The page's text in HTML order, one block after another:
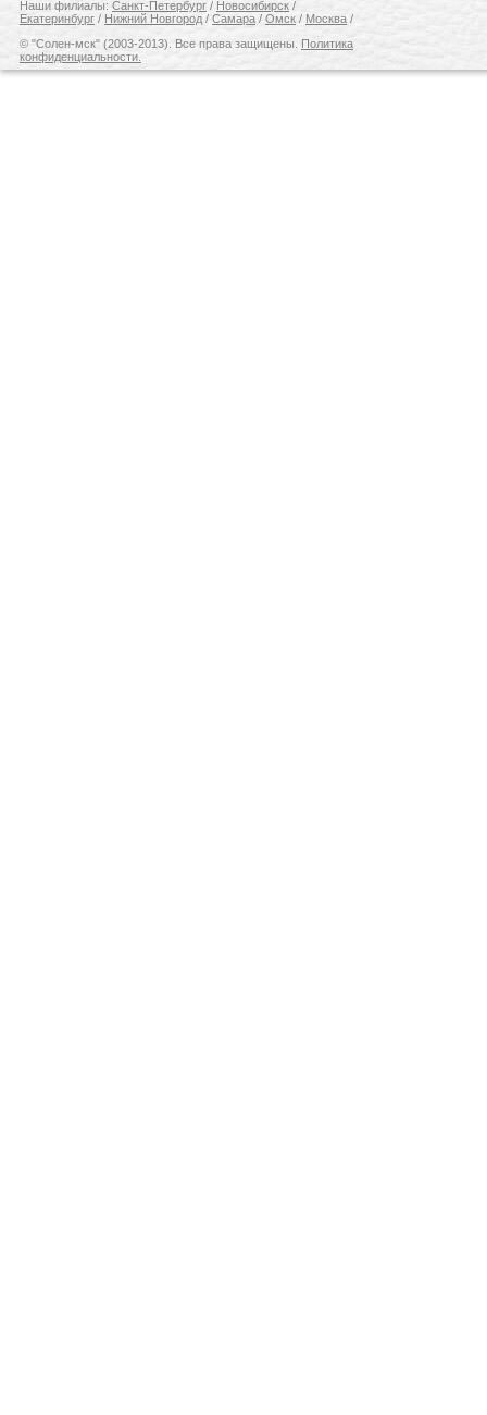
Наши филиалы: Санкт-Петербург / Новосибирск /
Екатеринбург / Нижний Новгород / Самара / Омск / Москва /
© "Солен-мск" (2003-2013). Все права защищены. Политика
конфиденциальности.